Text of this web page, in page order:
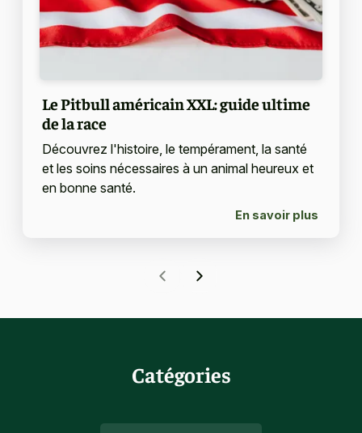
Le Pitbull américain XXL: guide ultime
de la race
Découvrez l'histoire, le tempérament, la santé
et les soins nécessaires à un animal heureux et
en bonne santé.
En savoir plus
Catégories